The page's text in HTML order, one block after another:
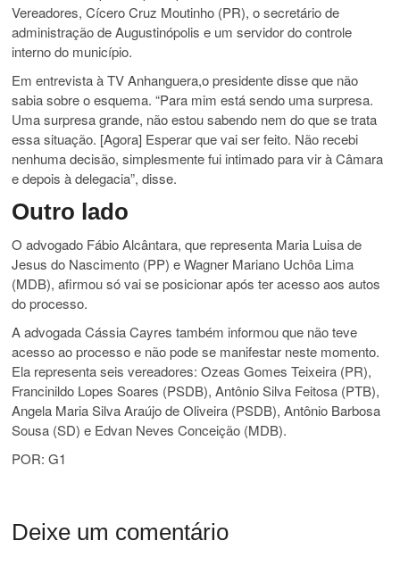
Vereadores, Cícero Cruz Moutinho (PR), o secretário de
administração de Augustinópolis e um servidor do controle
interno do município.
Em entrevista à TV Anhanguera,o presidente disse que não
sabia sobre o esquema. “Para mim está sendo uma surpresa.
Uma surpresa grande, não estou sabendo nem do que se trata
essa situação. [Agora] Esperar que vai ser feito. Não recebi
nenhuma decisão, simplesmente fui intimado para vir à Câmara
e depois à delegacia”, disse.
Outro lado
O advogado Fábio Alcântara, que representa Maria Luisa de
Jesus do Nascimento (PP) e Wagner Mariano Uchôa Lima
(MDB), afirmou só vai se posicionar após ter acesso aos autos
do processo.
A advogada Cássia Cayres também informou que não teve
acesso ao processo e não pode se manifestar neste momento.
Ela representa seis vereadores: Ozeas Gomes Teixeira (PR),
Francinildo Lopes Soares (PSDB), Antônio Silva Feitosa (PTB),
Angela Maria Silva Araújo de Oliveira (PSDB), Antônio Barbosa
Sousa (SD) e Edvan Neves Conceição (MDB).
POR: G1
Deixe um comentário